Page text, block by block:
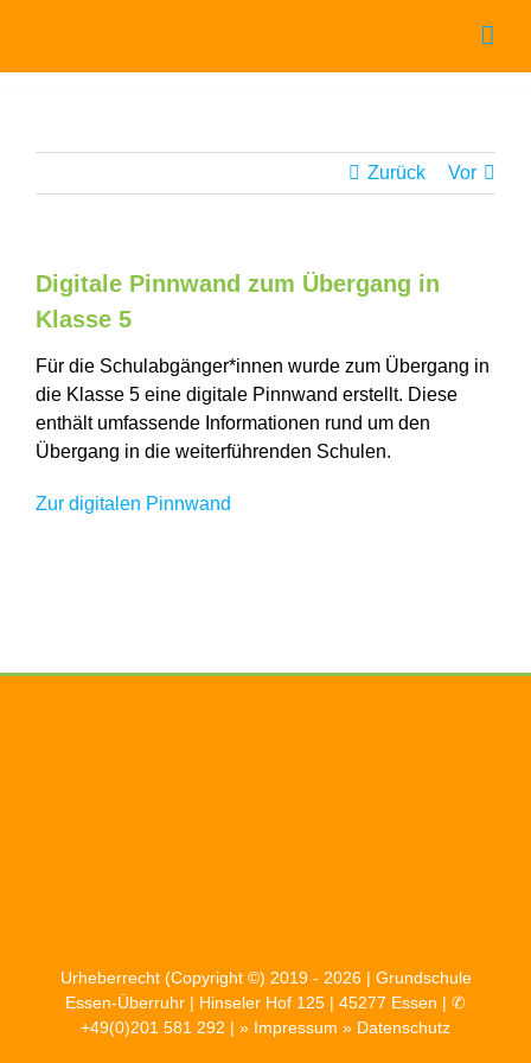
springen
Zurück Vor
Digitale Pinnwand zum Übergang in
Klasse 5
Für die Schulabgänger*innen wurde zum Übergang in
die Klasse 5 eine digitale Pinnwand erstellt. Diese
enthält umfassende Informationen rund um den
Übergang in die weiterführenden Schulen.
Zur digitalen Pinnwand
Urheberrecht (Copyright ©) 2019 - 2026 | Grundschule
Essen-Überruhr | Hinseler Hof 125 | 45277 Essen | ✆
+49(0)201 581 292 | » Impressum » Datenschutz